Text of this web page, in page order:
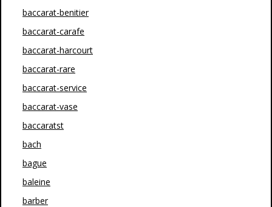
baccarat-benitier
baccarat-carafe
baccarat-harcourt
baccarat-rare
baccarat-service
baccarat-vase
baccaratst
bach
bague
baleine
barber